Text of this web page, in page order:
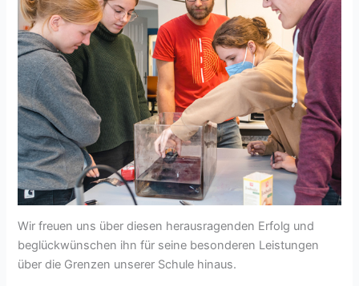
Wir freuen uns über diesen herausragenden Erfolg und
beglückwünschen ihn für seine besonderen Leistungen
über die Grenzen unserer Schule hinaus.